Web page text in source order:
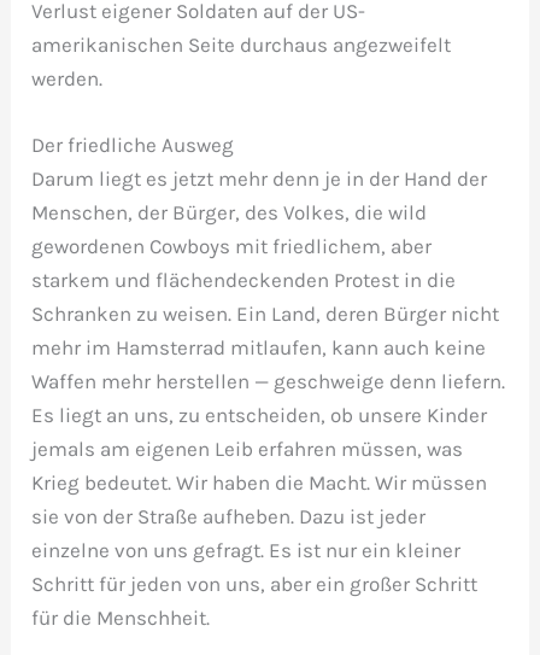
Verlust eigener Soldaten auf der US-
amerikanischen Seite durchaus angezweifelt
werden.
Der friedliche Ausweg
Darum liegt es jetzt mehr denn je in der Hand der
Menschen, der Bürger, des Volkes, die wild
gewordenen Cowboys mit friedlichem, aber
starkem und flächendeckenden Protest in die
Schranken zu weisen. Ein Land, deren Bürger nicht
mehr im Hamsterrad mitlaufen, kann auch keine
Waffen mehr herstellen — geschweige denn liefern.
Es liegt an uns, zu entscheiden, ob unsere Kinder
jemals am eigenen Leib erfahren müssen, was
Krieg bedeutet. Wir haben die Macht. Wir müssen
sie von der Straße aufheben. Dazu ist jeder
einzelne von uns gefragt. Es ist nur ein kleiner
Schritt für jeden von uns, aber ein großer Schritt
für die Menschheit.